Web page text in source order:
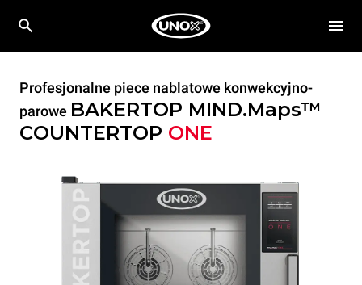
Profesjonalne piece nablatowe konwekcyjno-
parowe BAKERTOP MIND.Maps™
COUNTERTOP ONE